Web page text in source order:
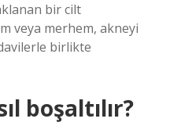
bir cilt
​​veya merhem, akneyi
birlikte
boşaltılır?